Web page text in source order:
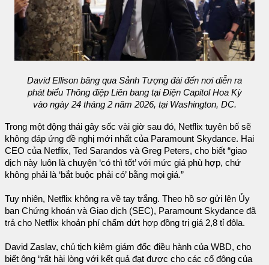
David Ellison băng qua Sảnh Tượng đài đến nơi diễn ra
phát biểu Thông điệp Liên bang tại Điện Capitol Hoa Kỳ
vào ngày 24 tháng 2 năm 2026, tại Washington, DC.
Trong một động thái gây sốc vài giờ sau đó, Netflix tuyên bố sẽ
không đáp ứng đề nghị mới nhất của Paramount Skydance. Hai
CEO của Netflix, Ted Sarandos và Greg Peters, cho biết “giao
dịch này luôn là chuyện ‘có thì tốt’ với mức giá phù hợp, chứ
không phải là ‘bắt buộc phải có’ bằng mọi giá.”
Tuy nhiên, Netflix không ra về tay trắng. Theo hồ sơ gửi lên Ủy
ban Chứng khoán và Giao dịch (SEC), Paramount Skydance đã
trả cho Netflix khoản phí chấm dứt hợp đồng trị giá 2,8 tỉ đôla.
David Zaslav, chủ tịch kiêm giám đốc điều hành của WBD, cho
biết ông “rất hài lòng với kết quả đạt được cho các cổ đông của